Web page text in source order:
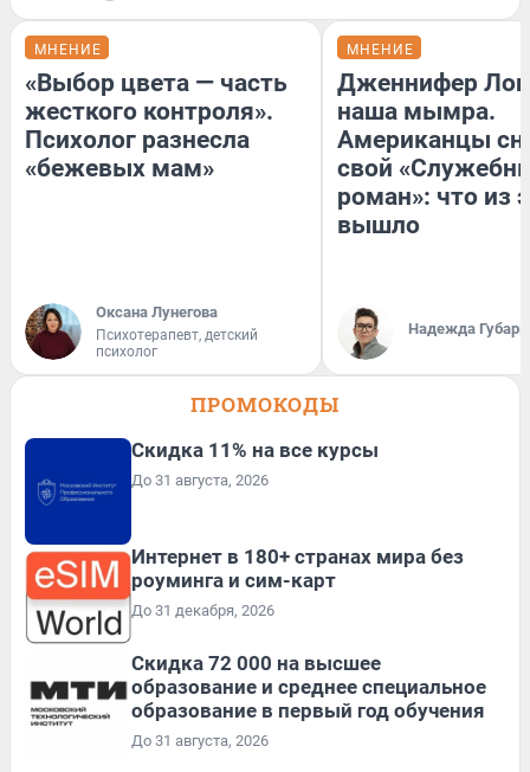
МНЕНИЕ
«Выбор цвета — часть
жесткого контроля».
Психолог разнесла
«бежевых мам»
Оксана Лунегова
Психотерапевт, детский
психолог
МНЕНИЕ
Дженнифер
наша мымра.
Американцы
свой
роман»: что из
вышло
Надежда Губарь
ПРОМОКОДЫ
Скидка 11% на все курсы
До 31 августа, 2026
Интернет в 180+ странах мира без
роуминга и сим-карт
До 31 декабря, 2026
Скидка 72 000 на высшее
образование и среднее специальное
образование в первый год обучения
До 31 августа, 2026